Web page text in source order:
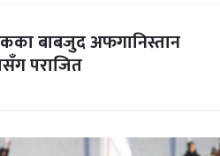
बाबजुद अफगानिस्तान
पराजित